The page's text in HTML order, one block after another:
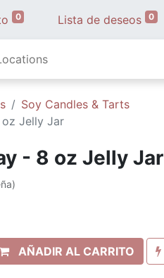
0 Lista de deseos 0
Soy Candles & Tarts
Jelly Jar
- 8 oz Jelly Jar
AÑADIR AL CARRITO